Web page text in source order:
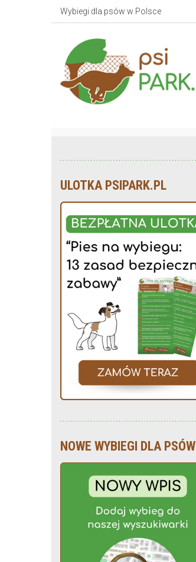
Wybiegi dla psów w Polsce
ULOTKA PSIPARK.PL
NOWE WYBIEGI DLA PSÓW